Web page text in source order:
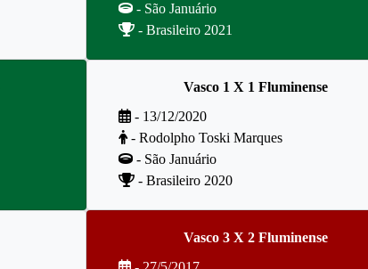
- São Januário
- Brasileiro 2021
Vasco 1 X 1 Fluminense
- 13/12/2020
- Rodolpho Toski Marques
- São Januário
- Brasileiro 2020
Vasco 3 X 2 Fluminense